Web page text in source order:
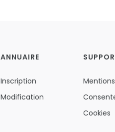
ANNUAIRE
Inscription
Modification
Cookies